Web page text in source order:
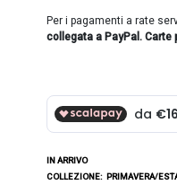
Per i pagamenti a rate
collegata a PayPal.
IN ARRIVO
COLLEZIONE: PRIMAVERA/